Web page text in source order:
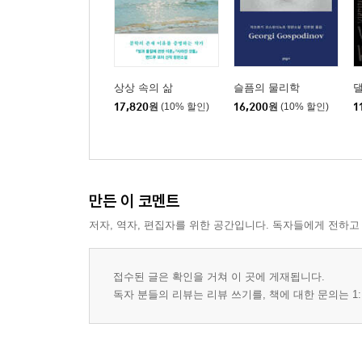
상상 속의 삶
17,820원 (10% 할인)
슬픔의 물리학
16,200원 (10% 할인)
만든 이 코멘트
저자, 역자, 편집자를 위한 공간입니다. 독자들에게 전하
접수된 글은 확인을 거쳐 이 곳에 게재됩니다.
독자 분들의 리뷰는 리뷰 쓰기를, 책에 대한 문의는